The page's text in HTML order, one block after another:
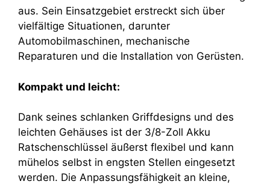
aus. Sein Einsatzgebiet erstreckt sich über
vielfältige Situationen, darunter
Automobilmaschinen, mechanische
Reparaturen und die Installation von Gerüsten.
Kompakt und leicht:
Dank seines schlanken Griffdesigns und des
leichten Gehäuses ist der 3/8-Zoll Akku
Ratschenschlüssel äußerst flexibel und kann
mühelos selbst in engsten Stellen eingesetzt
werden. Die Anpassungsfähigkeit an kleine,